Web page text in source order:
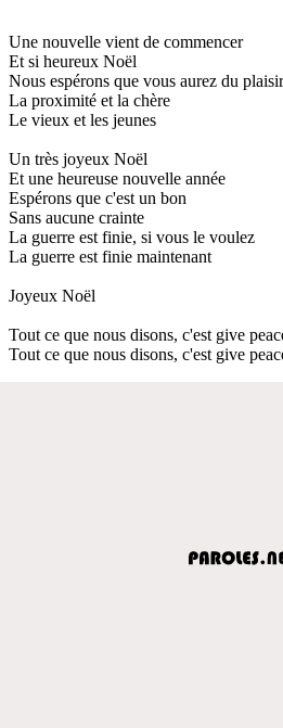
Une nouvelle vient de commencer
Et si heureux Noël
Nous espérons que vous aurez du plaisir
La proximité et la chère
Le vieux et les jeunes
Un très joyeux Noël
Et une heureuse nouvelle année
Espérons que c'est un bon
Sans aucune crainte
La guerre est finie, si vous le voulez
La guerre est finie maintenant
Joyeux Noël
Tout ce que nous disons, c'est give
Tout ce que nous disons, c'est give